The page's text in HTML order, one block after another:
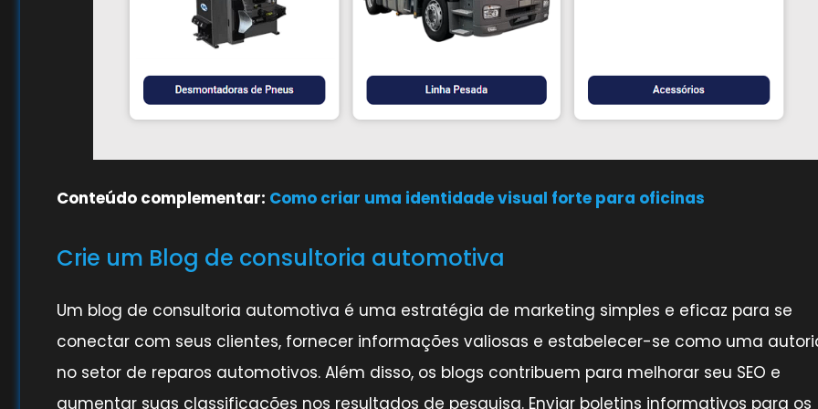
Conteúdo complementar: Como criar uma identidade visual forte para oficinas
Crie um Blog de consultoria automotiva
Um blog de consultoria automotiva é uma estratégia de marketing simples e eficaz para se
conectar com seus clientes, fornecer informações valiosas e estabelecer-se como uma
no setor de reparos automotivos. Além disso, os blogs contribuem para melhorar seu SEO e
aumentar suas classificações nos resultados de pesquisa. Enviar boletins informativos para os